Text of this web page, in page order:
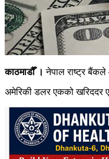
काठमाडौँ । नेपाल राष्ट्र बैंकले
अमेरिकी डलर एकको खरिददर